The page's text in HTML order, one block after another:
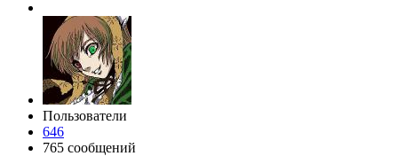
Пользователи
646
765 сообщений